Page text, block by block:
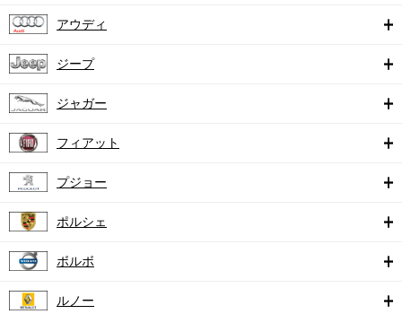
アウディ
ジープ
ジャガー
フィアット
プジョー
ポルシェ
ボルボ
ルノー